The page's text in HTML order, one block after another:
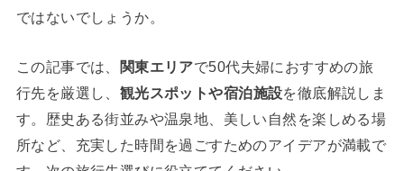
ではないでしょうか。
この記事では、 関東エリアで50代夫婦におすすめの旅
行先を厳選し、 観光スポットや宿泊施設を徹底解説しま
す。歴史ある街並みや温泉地、美しい自然を楽しめる場
所など、充実した時間を過ごすためのアイデアが満載で